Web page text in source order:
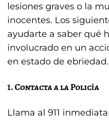
lesiones graves o la
inocentes. Los
ayudarte a saber qué
involucrado en un
en estado de ebriedad.
1. Contacta a la Policía
Llama al 911